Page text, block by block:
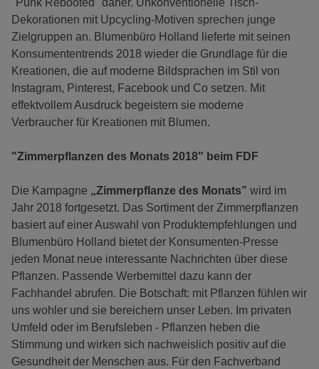
"Punk Rebooted" daher. Unkonventionelle Tisch-
Dekorationen mit Upcycling-Motiven sprechen junge
Zielgruppen an. Blumenbüro Holland lieferte mit seinen
Konsumententrends 2018 wieder die Grundlage für die
Kreationen, die auf moderne Bildsprachen im Stil von
Instagram, Pinterest, Facebook und Co setzen. Mit
effektvollem Ausdruck begeistern sie moderne
Verbraucher für Kreationen mit Blumen.
"Zimmerpflanzen des Monats 2018" beim FDF
Die Kampagne „Zimmerpflanze des Monats” wird im
Jahr 2018 fortgesetzt. Das Sortiment der Zimmerpflanzen
basiert auf einer Auswahl von Produktempfehlungen und
Blumenbüro Holland bietet der Konsumenten-Presse
jeden Monat neue interessante Nachrichten über diese
Pflanzen. Passende Werbemittel dazu kann der
Fachhandel abrufen. Die Botschaft: mit Pflanzen fühlen wir
uns wohler und sie bereichern unser Leben. Im privaten
Umfeld oder im Berufsleben - Pflanzen heben die
Stimmung und wirken sich nachweislich positiv auf die
Gesundheit der Menschen aus. Für den Fachverband